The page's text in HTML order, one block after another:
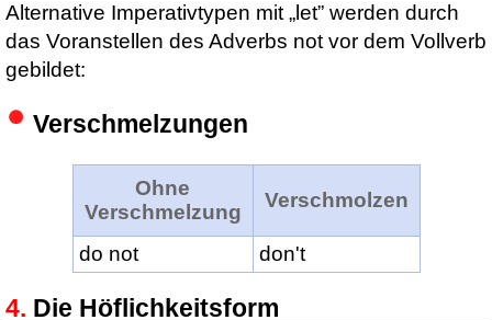
Alternative Imperativtypen mit „let” werden durch
das Voranstellen des Adverbs not vor dem Vollverb
gebildet:
Verschmelzungen
Ohne
Verschmelzung
Verschmolzen
do not don't
Die Höflichkeitsform